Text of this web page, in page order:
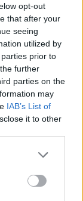
opt-out
that after your
seeing
utilized by
prior to
further
parties on the
may
IAB’s List of
it to other
adelantará